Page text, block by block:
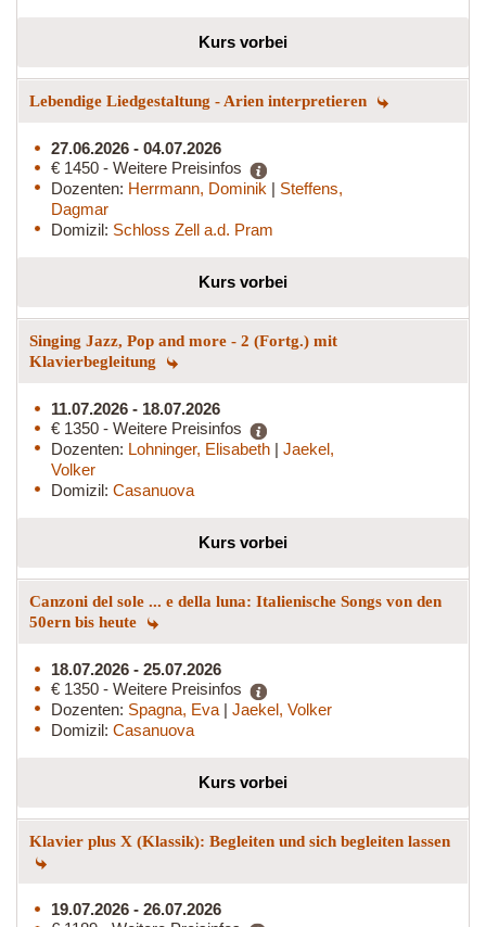
Kurs vorbei
Lebendige Liedgestaltung - Arien interpretieren
27.06.2026 - 04.07.2026
€ 1450 - Weitere Preisinfos
Dozenten: Herrmann, Dominik | Steffens,
Dagmar
Domizil: Schloss Zell a.d. Pram
Kurs vorbei
Singing Jazz, Pop and more - 2 (Fortg.) mit
Klavierbegleitung
11.07.2026 - 18.07.2026
€ 1350 - Weitere Preisinfos
Dozenten: Lohninger, Elisabeth | Jaekel,
Volker
Domizil: Casanuova
Kurs vorbei
Canzoni del sole ... e della luna: Italienische Songs von den
50ern bis heute
18.07.2026 - 25.07.2026
€ 1350 - Weitere Preisinfos
Dozenten: Spagna, Eva | Jaekel, Volker
Domizil: Casanuova
Kurs vorbei
Klavier plus X (Klassik): Begleiten und sich begleiten lassen
19.07.2026 - 26.07.2026